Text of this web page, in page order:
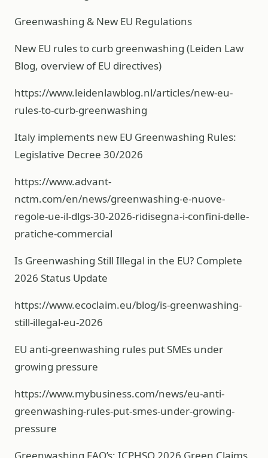
Greenwashing & New EU Regulations
New EU rules to curb greenwashing (Leiden Law
Blog, overview of EU directives)
https://www.leidenlawblog.nl/articles/new-eu-
rules-to-curb-greenwashing
Italy implements new EU Greenwashing Rules:
Legislative Decree 30/2026
https://www.advant-
nctm.com/en/news/greenwashing-e-nuove-
regole-ue-il-dlgs-30-2026-ridisegna-i-confini-delle-
pratiche-commercial
Is Greenwashing Still Illegal in the EU? Complete
2026 Status Update
https://www.ecoclaim.eu/blog/is-greenwashing-
still-illegal-eu-2026
EU anti-greenwashing rules put SMEs under
growing pressure
https://www.mybusiness.com/news/eu-anti-
greenwashing-rules-put-smes-under-growing-
pressure